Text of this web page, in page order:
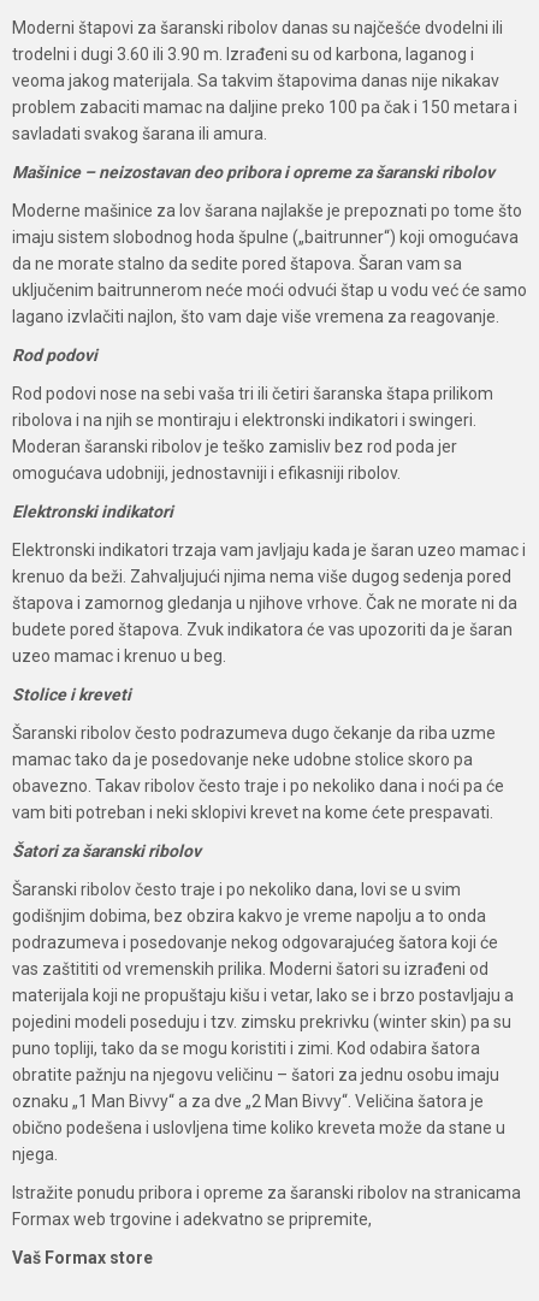
Moderni štapovi za šaranski ribolov danas su najčešće dvodelni ili
trodelni i dugi 3.60 ili 3.90 m. Izrađeni su od karbona, laganog i
veoma jakog materijala. Sa takvim štapovima danas nije nikakav
problem zabaciti mamac na daljine preko 100 pa čak i 150 metara i
savladati svakog šarana ili amura.
Mašinice – neizostavan deo pribora i opreme za šaranski ribolov
Moderne mašinice za lov šarana najlakše je prepoznati po tome što
imaju sistem slobodnog hoda špulne („baitrunner“) koji omogućava
da ne morate stalno da sedite pored štapova. Šaran vam sa
uključenim baitrunnerom neće moći odvući štap u vodu već će samo
lagano izvlačiti najlon, što vam daje više vremena za reagovanje.
Rod podovi
Rod podovi nose na sebi vaša tri ili četiri šaranska štapa prilikom
ribolova i na njih se montiraju i elektronski indikatori i swingeri.
Moderan šaranski ribolov je teško zamisliv bez rod poda jer
omogućava udobniji, jednostavniji i efikasniji ribolov.
Elektronski indikatori
Elektronski indikatori trzaja vam javljaju kada je šaran uzeo mamac i
krenuo da beži. Zahvaljujući njima nema više dugog sedenja pored
štapova i zamornog gledanja u njihove vrhove. Čak ne morate ni da
budete pored štapova. Zvuk indikatora će vas upozoriti da je šaran
uzeo mamac i krenuo u beg.
Stolice i kreveti
Šaranski ribolov često podrazumeva dugo čekanje da riba uzme
mamac tako da je posedovanje neke udobne stolice skoro pa
obavezno. Takav ribolov često traje i po nekoliko dana i noći pa će
vam biti potreban i neki sklopivi krevet na kome ćete prespavati.
Šatori za šaranski ribolov
Šaranski ribolov često traje i po nekoliko dana, lovi se u svim
godišnjim dobima, bez obzira kakvo je vreme napolju a to onda
podrazumeva i posedovanje nekog odgovarajućeg šatora koji će
vas zaštititi od vremenskih prilika. Moderni šatori su izrađeni od
materijala koji ne propuštaju kišu i vetar, lako se i brzo postavljaju a
pojedini modeli poseduju i tzv. zimsku prekrivku (winter skin) pa su
puno topliji, tako da se mogu koristiti i zimi. Kod odabira šatora
obratite pažnju na njegovu veličinu – šatori za jednu osobu imaju
oznaku „1 Man Bivvy“ a za dve „2 Man Bivvy“. Veličina šatora je
obično podešena i uslovljena time koliko kreveta može da stane u
njega.
Istražite ponudu pribora i opreme za šaranski ribolov na stranicama
Formax web trgovine i adekvatno se pripremite,
Vaš Formax store